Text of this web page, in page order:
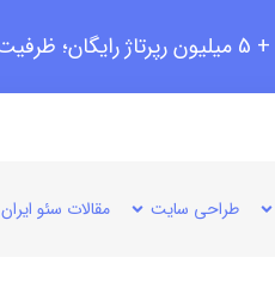
طراحی سایت مقالات سئو ایران